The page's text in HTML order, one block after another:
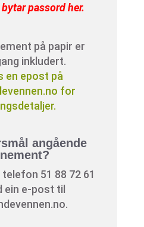
passord her.
på papir er
inkludert.
en epost på
for
angående
51 88 72 61
ein e-post til